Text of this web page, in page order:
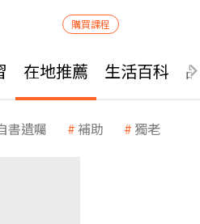
購買課程
在地推薦 生活百科
書遺囑 補助 獨老